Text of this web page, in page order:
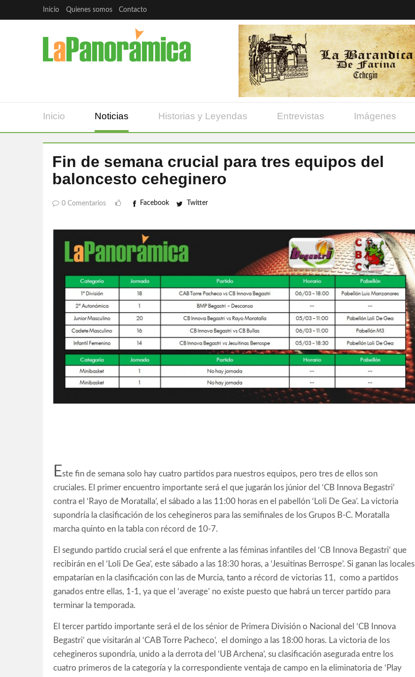
Inicio Quienes somos Contacto
Inicio Noticias Historias y Leyendas Entrevistas Imágenes
Fin de semana crucial para tres equipos del
baloncesto ceheginero
0 Comentarios Facebook Twitter
Este fin de semana solo hay cuatro partidos para nuestros equipos, pero tres de ellos son
cruciales. El primer encuentro importante será el que jugarán los júnior del ‘CB Innova Begastri’
contra el ‘Rayo de Moratalla’, el sábado a las 11:00 horas en el pabellón ‘Loli De Gea’. La victoria
supondría la clasificación de los cehegineros para las semifinales de los Grupos B-C. Moratalla
marcha quinto en la tabla con récord de 10-7.
El segundo partido crucial será el que enfrente a las féminas infantiles del ‘CB Innova Begastri’ que
recibirán en el ‘Loli De Gea’, este sábado a las 18:30 horas, a ‘Jesuitinas Berrospe’. Si ganan las locales
empatarían en la clasificación con las de Murcia, tanto a récord de victorias 11, como a partidos
ganados entre ellas, 1-1, ya que el ‘average’ no existe puesto que habrá un tercer partido para
terminar la temporada.
El tercer partido importante será el de los sénior de Primera División o Nacional del ‘CB Innova
Begastri’ que visitarán al ‘CAB Torre Pacheco’, el domingo a las 18:00 horas. La victoria de los
cehegineros supondría, unido a la derrota del ‘UB Archena’, su clasificación asegurada entre los
cuatro primeros de la categoría y la correspondiente ventaja de campo en la eliminatoria de ‘Play